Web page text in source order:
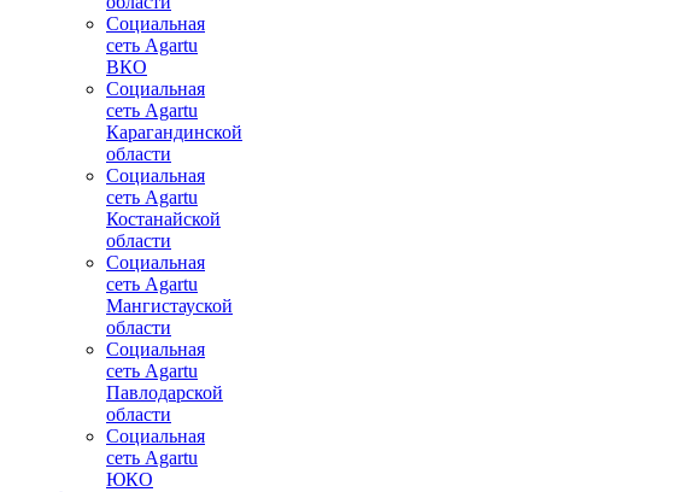
Социальная
сеть Agartu
ВКО
Социальная
сеть Agartu
Карагандинской
области
Социальная
сеть Agartu
Костанайской
области
Социальная
сеть Agartu
Мангистауской
области
Социальная
сеть Agartu
Павлодарской
области
Социальная
сеть Agartu
ЮКО